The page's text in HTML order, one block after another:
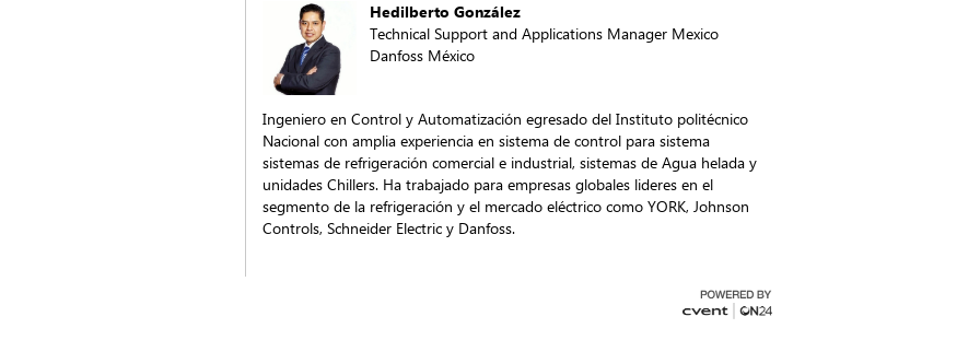
Hedilberto González
Technical Support and Applications Manager Mexico
Danfoss México
Ingeniero en Control y Automatización egresado del Instituto politécnico
Nacional con amplia experiencia en sistema de control para sistema
sistemas de refrigeración comercial e industrial, sistemas de Agua helada y
unidades Chillers. Ha trabajado para empresas globales lideres en el
segmento de la refrigeración y el mercado eléctrico como YORK, Johnson
Controls, Schneider Electric y Danfoss.